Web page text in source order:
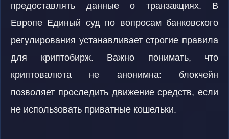
предоставлять данные о транзакциях. В
Европе Единый суд по вопросам банковского
регулирования устанавливает строгие правила
для криптобирж. Важно понимать, что
криптовалюта не анонимна: блокчейн
позволяет проследить движение средств, если
не использовать приватные кошельки.